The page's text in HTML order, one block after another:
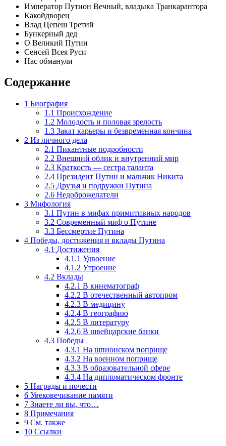
Император Путион Вечный, владыка Транкарантора
Какойдворец
Влад Цепеш Третий
Бункерный дед
О Великий Путин
Сенсей Всея Руси
Нас обманули
Содержание
1 Биография
1.1 Происхождение
1.2 Молодость и половая зрелость
1.3 Закат карьеры и безвременная кончина
2 Из личного дела
2.1 Пикантные подробности
2.2 Внешний облик и внутренний мир
2.3 Краткость — сестра таланта
2.4 Президент Путин и мальчик Никита
2.5 Друзья и подружки Путина
2.6 Недоброжелатели
3 Мифология
3.1 Путин в мифах примитивных народов
3.2 Современный миф о Путине
3.3 Бессмертие Путина
4 Победы, достижения и вклады Путина
4.1 Достижения
4.1.1 Удвоение
4.1.2 Утроение
4.2 Вклады
4.2.1 В кинематограф
4.2.2 В отечественный автопром
4.2.3 В медицину
4.2.4 В географию
4.2.5 В литературу
4.2.6 В швейцарские банки
4.3 Победы
4.3.1 На шпионском поприще
4.3.2 На военном поприще
4.3.3 В образовательной сфере
4.3.4 На дипломатическом фронте
5 Награды и почести
6 Увековечивание памяти
7 Знаете ли вы, что…
8 Примечания
9 См. также
10 Ссылки